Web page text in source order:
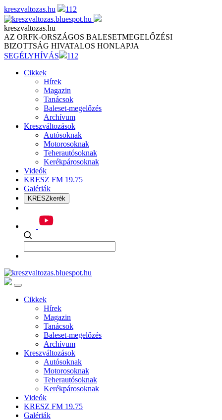
Skip
to
content
kreszvaltozas.hu 112
kreszvaltozas.hu
AZ ORFK-ORSZÁGOS BALESETMEGELŐZÉSI
BIZOTTSÁG HIVATALOS HONLAPJA
SEGÉLYHÍVÁS
112
Cikkek
Hírek
Magazin
Tanácsok
Baleset-megelőzés
Archívum
Kreszváltozások
Autósoknak
Motorosoknak
Teherautósoknak
Kerékpárosoknak
Videók
KRESZ FM 19.75
Galériák
KRESZkerék
Cikkek
Hírek
Magazin
Tanácsok
Baleset-megelőzés
Archívum
Kreszváltozások
Autósoknak
Motorosoknak
Teherautósoknak
Kerékpárosoknak
Videók
KRESZ FM 19.75
Galériák